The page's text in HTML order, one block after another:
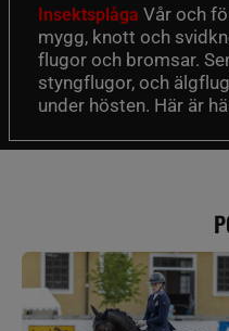
Insektsplåga Vår och
mygg, knott och
flugor och bromsar.
styngflugor, och
under hösten. Här är